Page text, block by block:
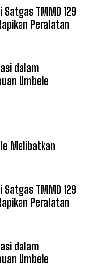
TMMD 129
Peralatan
dalam
Umbele
Melibatkan
TMMD 129
Peralatan
dalam
Umbele